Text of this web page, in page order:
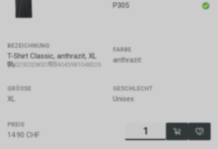
P305
BEZEICHNUNG
T-Shirt Classic, anthrazit, XL
0292028007 4045981048326
FARBE
anthrazit
GRÖSSE
XL
GESCHLECHT
Unisex
PREIS
14.90 CHF